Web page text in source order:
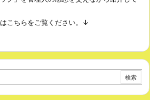
こちらをご覧ください。↓